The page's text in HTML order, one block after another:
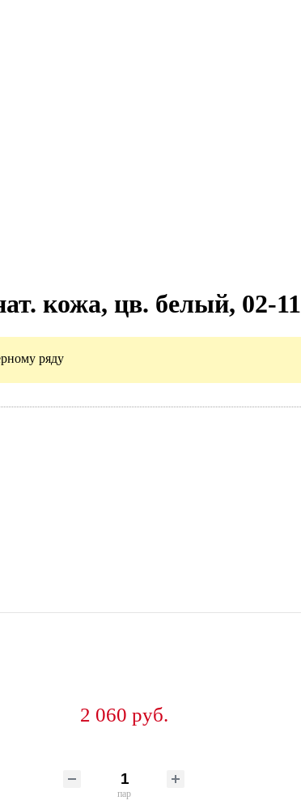
кожа, цв. белый, 02-11
ряду
2 060 руб.
пар